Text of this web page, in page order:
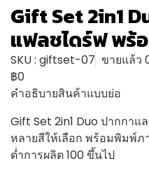
Gift Set 2in1
แฟลชไดร์ฟ พร้
SKU : giftset-07 ขายแล้ว
฿0
คำอธิบายสินค้าแบบย่อ
Gift Set 2in1 Duo ปากกา
หลายสีให้เลือก พร้อมพิมพ์
ต่ำการผลิต 100 ขึ้นไป